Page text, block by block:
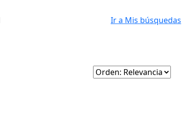
Ir a Mis búsquedas